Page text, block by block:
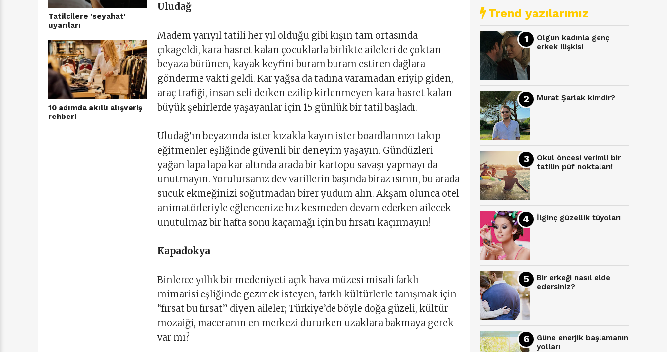
Tatilcilere 'seyahat'
uyarıları
10 adımda akıllı alışveriş
rehberi
Uludağ
Madem yarıyıl tatili her yıl olduğu gibi kışın tam ortasında
çıkageldi, kara hasret kalan çocuklarla birlikte aileleri de çoktan
beyaza bürünen, kayak keyfini buram buram estiren dağlara
gönderme vakti geldi. Kar yağsa da tadına varamadan eriyip giden,
araç trafiği, insan seli derken ezilip kirlenmeyen kara hasret kalan
büyük şehirlerde yaşayanlar için 15 günlük bir tatil başladı.
Uludağ’ın beyazında ister kızakla kayın ister boardlarınızı takıp
eğitmenler eşliğinde güvenli bir deneyim yaşayın. Gündüzleri
yağan lapa lapa kar altında arada bir kartopu savaşı yapmayı da
unutmayın. Yorulursanız dev varillerin başında biraz ısının, bu arada
sucuk ekmeğinizi soğutmadan birer yudum alın. Akşam olunca otel
animatörleriyle eğlencenize hız kesmeden devam ederken ailecek
unutulmaz bir hafta sonu kaçamağı için bu fırsatı kaçırmayın!
Kapadokya
Binlerce yıllık bir medeniyeti açık hava müzesi misali farklı
mimarisi eşliğinde gezmek isteyen, farklı kültürlerle tanışmak için
“fırsat bu fırsat” diyen aileler; Türkiye’de böyle doğa güzeli, kültür
mozaiği, maceranın en merkezi dururken uzaklara bakmaya gerek
var mı?
Trend yazılarımız
Olgun kadınla genç
erkek ilişkisi
Murat Şarlak kimdir?
Okul öncesi verimli bir
tatilin püf noktaları!
İlginç güzellik tüyoları
Bir erkeği nasıl elde
edersiniz?
Güne enerjik başlamanın
yolları